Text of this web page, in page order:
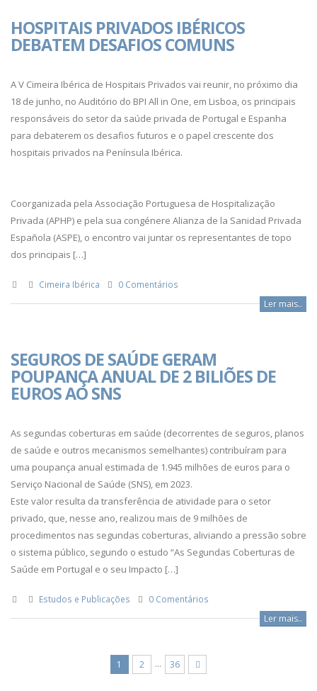
HOSPITAIS PRIVADOS IBÉRICOS
DEBATEM DESAFIOS COMUNS
A V Cimeira Ibérica de Hospitais Privados vai reunir, no próximo dia
18 de junho, no Auditório do BPI All in One, em Lisboa, os principais
responsáveis do setor da saúde privada de Portugal e Espanha
para debaterem os desafios futuros e o papel crescente dos
hospitais privados na Península Ibérica.
Coorganizada pela Associação Portuguesa de Hospitalização
Privada (APHP) e pela sua congénere Alianza de la Sanidad Privada
Española (ASPE), o encontro vai juntar os representantes de topo
dos principais […]
Cimeira Ibérica 0 Comentários
Ler mais..
SEGUROS DE SAÚDE GERAM
POUPANÇA ANUAL DE 2 BILIÕES DE
EUROS AO SNS
As segundas coberturas em saúde (decorrentes de seguros, planos
de saúde e outros mecanismos semelhantes) contribuíram para
uma poupança anual estimada de 1.945 milhões de euros para o
Serviço Nacional de Saúde (SNS), em 2023.
Este valor resulta da transferência de atividade para o setor
privado, que, nesse ano, realizou mais de 9 milhões de
procedimentos nas segundas coberturas, aliviando a pressão sobre
o sistema público, segundo o estudo “As Segundas Coberturas de
Saúde em Portugal e o seu Impacto […]
Estudos e Publicações 0 Comentários
Ler mais..
1 2 … 36